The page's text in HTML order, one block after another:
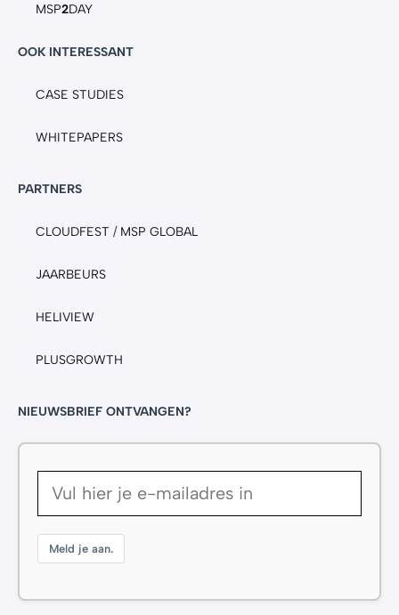
MSP2DAY
OOK INTERESSANT
CASE STUDIES
WHITEPAPERS
PARTNERS
CLOUDFEST / MSP GLOBAL
JAARBEURS
HELIVIEW
PLUSGROWTH
NIEUWSBRIEF ONTVANGEN?
Meld je aan.